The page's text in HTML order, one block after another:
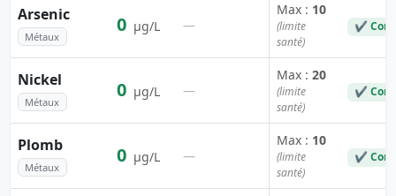
Arsenic
Métaux
0 µg/L —
Max : 10
(limite
santé)
✔
Nickel
Métaux
0 µg/L —
Max : 20
(limite
santé)
✔
Plomb
Métaux
0 µg/L —
Max : 10
(limite
santé)
✔